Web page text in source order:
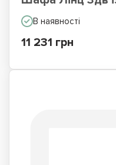
В наявності
11 231 грн